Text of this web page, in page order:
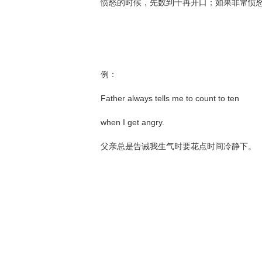
愤怒的时候，先数到十再开口；如果非常愤
例：
Father always tells me to count to ten
when I get angry.
父亲总是告诫我生气时要花点时间冷静下。